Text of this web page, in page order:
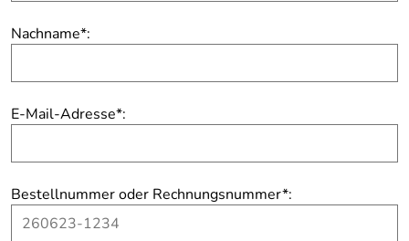
Nachname*:
E-Mail-Adresse*:
Bestellnummer oder Rechnungsnummer*: